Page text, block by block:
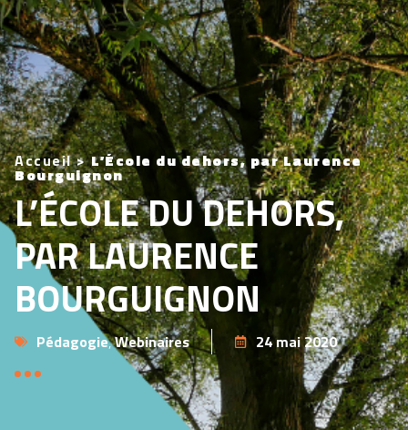
Accueil>L’École du dehors, par Laurence
Bourguignon
L’ÉCOLE DU DEHORS,
PAR LAURENCE
BOURGUIGNON
Pédagogie,Webinaires 24 mai 2020